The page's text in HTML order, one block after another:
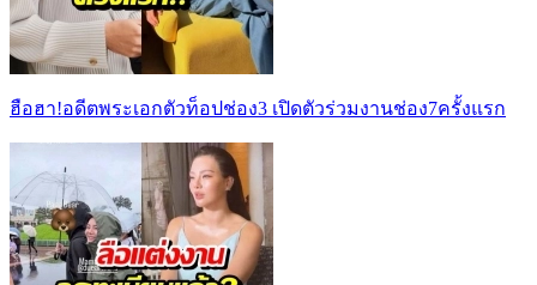
ฮือฮา!อดีตพระเอกตัวท็อปช่อง3 เปิดตัวร่วมงานช่อง7ครั้งแรก